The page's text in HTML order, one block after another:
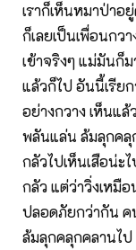
เราก็เห็นหมาป่าอ
ก็เลยเป็นเพื่อนกว
เข้าจริงๆ แม่มันก็
แล้วก็ไป อันนี้เรีย
อย่างกวาง เห็นแ
พลันแล่น ล้มลุกคลุ
กลัวไปเห็นเสือน่ะ
กลัว แต่ว่าวิ่งเหมื
ปลอดภัยกว่ากัน ค
ล้มลุกคลุกคลานไป